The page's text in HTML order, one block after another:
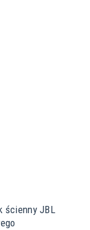
ścienny JBL